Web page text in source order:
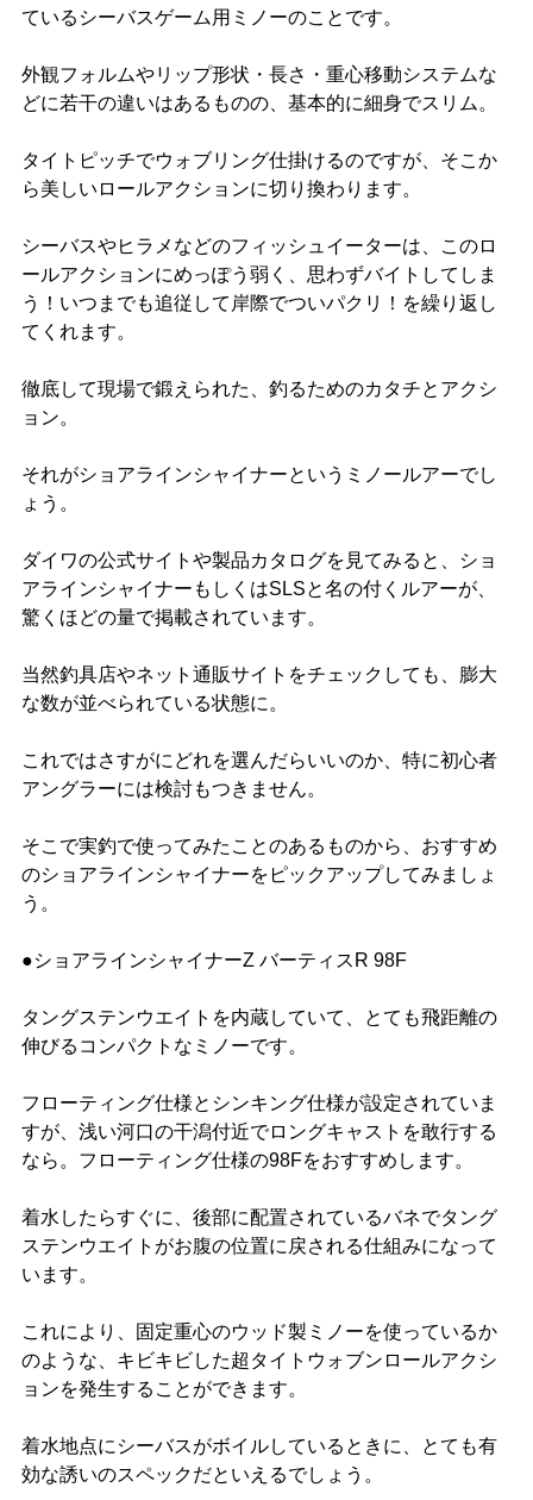
ているシーバスゲーム用ミノーのことです。
外観フォルムやリップ形状・長さ・重心移動システムな
どに若干の違いはあるものの、基本的に細身でスリム。
タイトピッチでウォブリング仕掛けるのですが、そこか
ら美しいロールアクションに切り換わります。
シーバスやヒラメなどのフィッシュイーターは、このロ
ールアクションにめっぽう弱く、思わずバイトしてしま
う！いつまでも追従して岸際でついパクリ！を繰り返し
てくれます。
徹底して現場で鍛えられた、釣るためのカタチとアクシ
ョン。
それがショアラインシャイナーというミノールアーでし
ょう。
ダイワの公式サイトや製品カタログを見てみると、ショ
アラインシャイナーもしくはSLSと名の付くルアーが、
驚くほどの量で掲載されています。
当然釣具店やネット通販サイトをチェックしても、膨大
な数が並べられている状態に。
これではさすがにどれを選んだらいいのか、特に初心者
アングラーには検討もつきません。
そこで実釣で使ってみたことのあるものから、おすすめ
のショアラインシャイナーをピックアップしてみましょ
う。
●ショアラインシャイナーZ バーティスR 98F
タングステンウエイトを内蔵していて、とても飛距離の
伸びるコンパクトなミノーです。
フローティング仕様とシンキング仕様が設定されていま
すが、浅い河口の干潟付近でロングキャストを敢行する
なら。フローティング仕様の98Fをおすすめします。
着水したらすぐに、後部に配置されているバネでタング
ステンウエイトがお腹の位置に戻される仕組みになって
います。
これにより、固定重心のウッド製ミノーを使っているか
のような、キビキビした超タイトウォブンロールアクシ
ョンを発生することができます。
着水地点にシーバスがボイルしているときに、とても有
効な誘いのスペックだといえるでしょう。